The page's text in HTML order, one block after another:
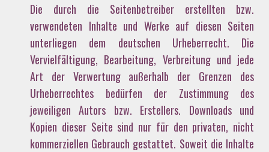
Die durch die Seitenbetreiber erstellten bzw.
verwendeten Inhalte und Werke auf diesen Seiten
unterliegen dem deutschen Urheberrecht. Die
Vervielfältigung, Bearbeitung, Verbreitung und jede
Art der Verwertung außerhalb der Grenzen des
Urheberrechtes bedürfen der Zustimmung des
jeweiligen Autors bzw. Erstellers. Downloads und
Kopien dieser Seite sind nur für den privaten, nicht
kommerziellen Gebrauch gestattet. Soweit die Inhalte